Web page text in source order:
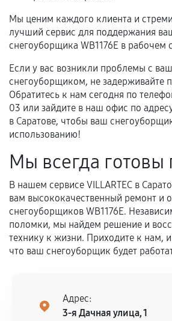
Мы ценим каждого клиента и
лучший сервис для поддержания
снегоуборщика WB1176E в рабочем
Если у вас возникли проблемы с
снегоуборщиком, не задерживайте
Обратитесь к нам сегодня по
03 или зайдите в наш офис по
в Саратове, чтобы ваш
использованию!
Мы всегда готовы
В нашем сервисе VILLARTEC в
вам высококачественный ремонт и
снегоуборщиков WB1176E.
поломки, мы найдем решение и
технику к жизни. Приходите к нам,
что ваш снегоуборщик будет
Адрес:
3-я Дачная улица, 1